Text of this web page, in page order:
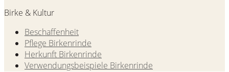
Birke & Kultur
Beschaffenheit
Pflege Birkenrinde
Herkunft Birkenrinde
Verwendungsbeispiele Birkenrinde